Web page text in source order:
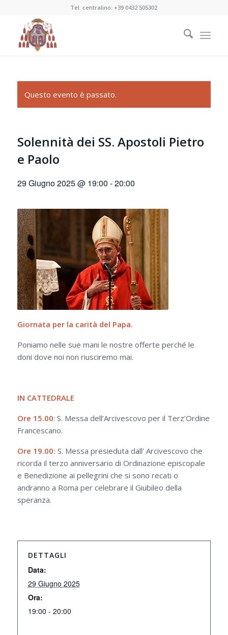
Tel. centralino:+39 0432 505302
Questo evento è passato.
Solennità dei SS. Apostoli Pietro
e Paolo
29 Giugno 2025 @ 19:00 -20:00
Giornata per la carità del Papa.
Poniamo nelle sue mani le nostre offerte perché le
doni dove noi non riusciremo mai.
IN CATTEDRALE
Ore 15.00: S. Messa dell’Arcivescovo per il Terz’Ordine
Francescano.
Ore 19.00: S. Messa presieduta dall’ Arcivescovo che
ricorda il terzo anniversario di Ordinazione episcopale
e Benedizione ai pellegrini che si sono recati o
andranno a Roma per celebrare il Giubileo della
speranza.
DETTAGLI
Data:
29 Giugno 2025
Ora:
19:00 - 20:00